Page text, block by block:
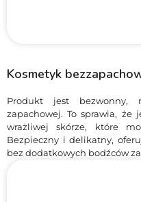
Kosmetyk
Produkt jest bezwonny,
zapachowej. To sprawia,
wrażliwej skórze, które
Bezpieczny i delikatny,
bez dodatkowych bodźców